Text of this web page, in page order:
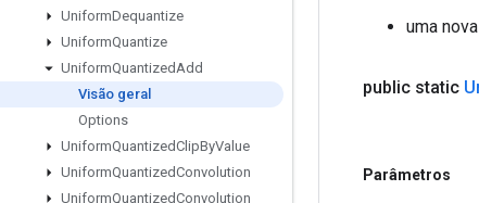
UniformDequantize
UniformQuantize
UniformQuantizedAdd
Visão geral
Options
UniformQuantizedClipByValue
UniformQuantizedConvolution
UniformQuantizedConvolution
uma
public static
Parâmetros